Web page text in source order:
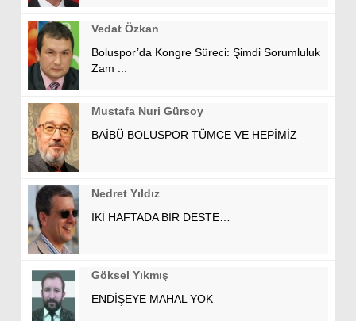
Vedat Özkan
Boluspor’da Kongre Süreci: Şimdi Sorumluluk
Zam ...
Mustafa Nuri Gürsoy
BAİBÜ BOLUSPOR TÜMCE VE HEPİMİZ
Nedret Yıldız
İKİ HAFTADA BİR DESTE…
Göksel Yıkmış
ENDİŞEYE MAHAL YOK